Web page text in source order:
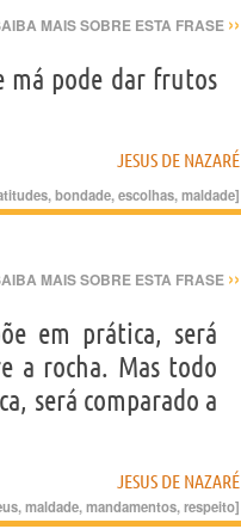
MAIS SOBRE ESTA FRASE ››
má pode dar frutos
JESUS DE NAZARÉ
,bondade,escolhas,maldade]
MAIS SOBRE ESTA FRASE ››
em prática, será
a rocha. Mas todo
será comparado a
JESUS DE NAZARÉ
,maldade,mandamentos,respeito]